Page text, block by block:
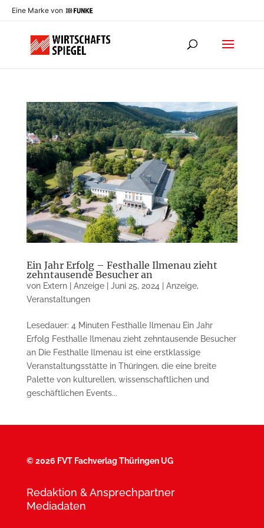
Eine Marke von
Ein Jahr Erfolg – Festhalle Ilmenau zieht
zehntausende Besucher an
von Extern | Anzeige| Juni 25, 2024 Anzeige,
Veranstaltungen
Lesedauer: 4 Minuten Festhalle Ilmenau Ein Jahr
Erfolg Festhalle Ilmenau zieht zehntausende Besucher
an Die Festhalle Ilmenau ist eine erstklassige
Veranstaltungsstätte in Thüringen, die eine breite
Palette von kulturellen, wissenschaftlichen und
geschäftlichen Events...
©2026 FVT Fachverlag Thüringen UG
Redaktion & Ansprechpartner
Mediadaten